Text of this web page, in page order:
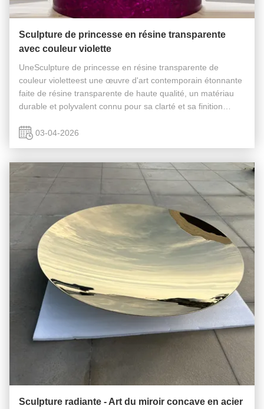
Sculpture de princesse en résine transparente
avec couleur violette
UneSculpture de princesse en résine transparente de
couleur violetteest une œuvre d'art contemporain étonnante
faite de résine transparente de haute qualité, un matériau
durable et polyvalent connu pour sa clarté et sa finition
à la ...03-04-2026
Sculpture radiante - Art du miroir concave en acier